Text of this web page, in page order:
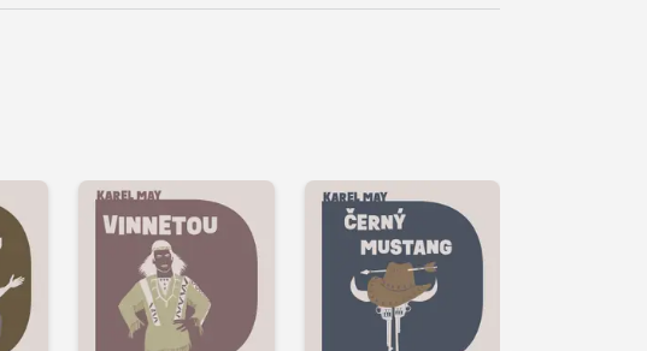
Přehrát
ukázku
Přehrát